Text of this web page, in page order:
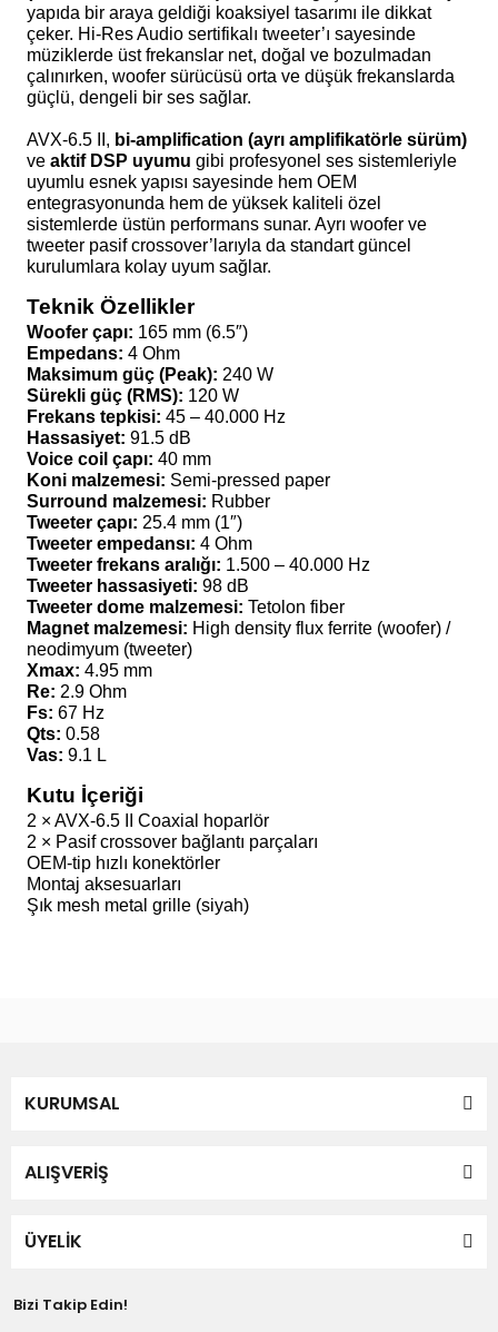
yapıda bir araya geldiği koaksiyel tasarımı ile dikkat
çeker. Hi-Res Audio sertifikalı tweeter’ı sayesinde
müziklerde üst frekanslar net, doğal ve bozulmadan
çalınırken, woofer sürücüsü orta ve düşük frekanslarda
güçlü, dengeli bir ses sağlar.
AVX-6.5 II, bi-amplification (ayrı amplifikatörle sürüm)
ve aktif DSP uyumu gibi profesyonel ses sistemleriyle
uyumlu esnek yapısı sayesinde hem OEM
entegrasyonunda hem de yüksek kaliteli özel
sistemlerde üstün performans sunar. Ayrı woofer ve
tweeter pasif crossover’larıyla da standart güncel
kurulumlara kolay uyum sağlar.
Teknik Özellikler
Woofer çapı: 165 mm (6.5″)
Empedans: 4 Ohm
Maksimum güç (Peak): 240 W
Sürekli güç (RMS): 120 W
Frekans tepkisi: 45 – 40.000 Hz
Hassasiyet: 91.5 dB
Voice coil çapı: 40 mm
Koni malzemesi: Semi-pressed paper
Surround malzemesi: Rubber
Tweeter çapı: 25.4 mm (1″)
Tweeter empedansı: 4 Ohm
Tweeter frekans aralığı: 1.500 – 40.000 Hz
Tweeter hassasiyeti: 98 dB
Tweeter dome malzemesi: Tetolon fiber
Magnet malzemesi: High density flux ferrite (woofer) /
neodimyum (tweeter)
Xmax: 4.95 mm
Re: 2.9 Ohm
Fs: 67 Hz
Qts: 0.58
Vas: 9.1 L
Kutu İçeriği
2 × AVX-6.5 II Coaxial hoparlör
2 × Pasif crossover bağlantı parçaları
OEM-tip hızlı konektörler
Montaj aksesuarları
Şık mesh metal grille (siyah)
Ürün resmi kalitesiz, bozuk veya görüntülenemiyor.
Ürün bilgilerinde hatalar bulunuyor.
Bu ürüne benzer farklı alternatifler olmalı.
KURUMSAL
ALIŞVERİŞ
ÜYELİK
Bizi Takip Edin!